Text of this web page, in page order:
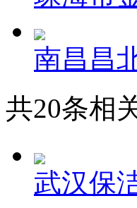
南昌昌
共20条相
武汉保